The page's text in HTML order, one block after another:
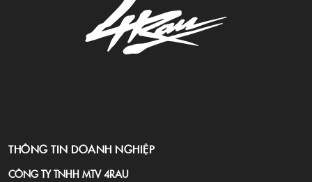
THÔNG TIN DOANH NGHIỆP
CÔNG TY TNHH MTV 4RAU